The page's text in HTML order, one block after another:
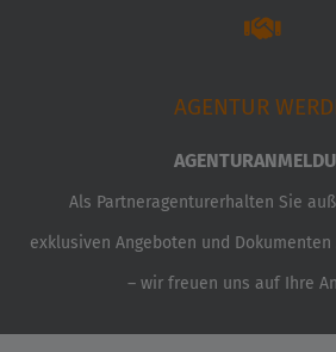
AGENTUR
Als Partneragenturerhalten Sie
exklusiven Angeboten und
– wir freuen uns auf Ihre